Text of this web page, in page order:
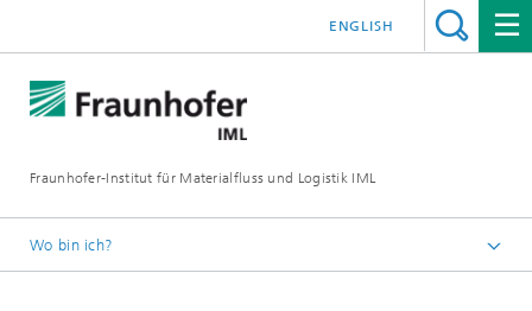
Fraunhofer-Institut für Materialfluss und Logistik IML
ENGLISH
Wo bin ich?